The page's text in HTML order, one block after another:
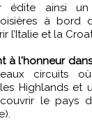
édite ainsi
à bord
l’Italie et la
à l'honneur
circuits
Highlands et
le pays